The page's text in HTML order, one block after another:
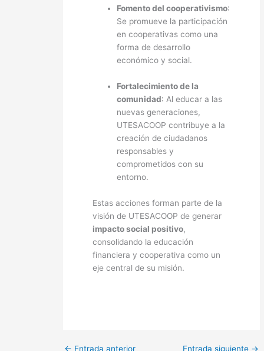
Fomento del cooperativismo:
Se promueve la participación
en cooperativas como una
forma de desarrollo
económico y social.
Fortalecimiento de la
comunidad: Al educar a las
nuevas generaciones,
UTESACOOP contribuye a la
creación de ciudadanos
responsables y
comprometidos con su
entorno.
Estas acciones forman parte de la
visión de UTESACOOP de generar
impacto social positivo,
consolidando la educación
financiera y cooperativa como un
eje central de su misión.
← Entrada anterior Entrada siguiente →